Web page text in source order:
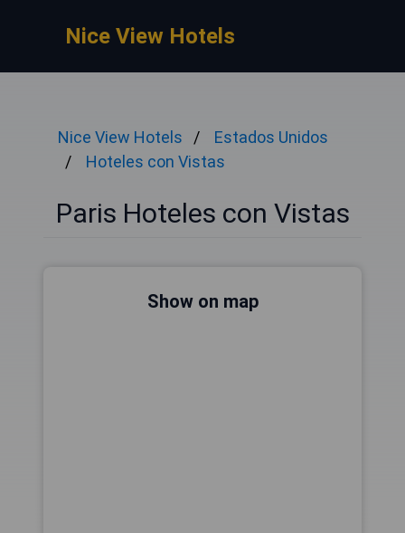
Nice View Hotels
Nice View Hotels
Estados Unidos
Hoteles con Vistas
Paris Hoteles con Vistas
Show on map